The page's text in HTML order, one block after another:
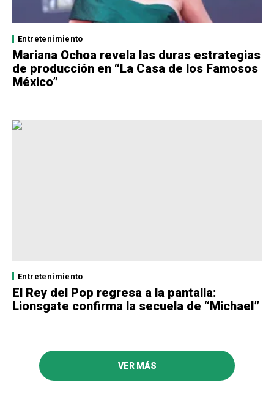
Entretenimiento
Mariana Ochoa revela las duras estrategias
de producción en “La Casa de los Famosos
México”
Entretenimiento
El Rey del Pop regresa a la pantalla:
Lionsgate confirma la secuela de “Michael”
VER MÁS